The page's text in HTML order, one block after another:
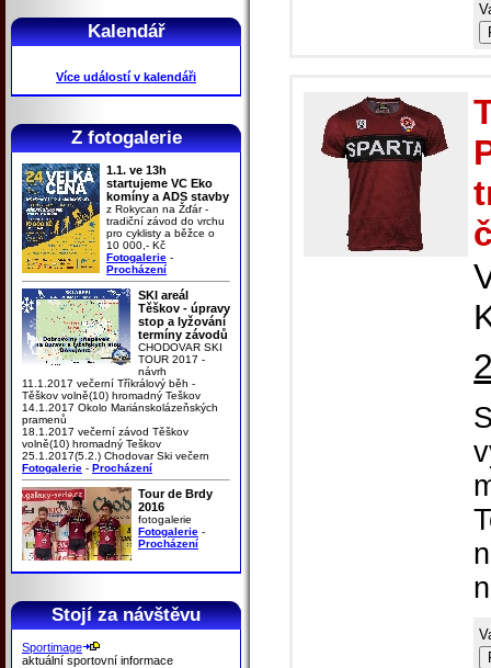
Kalendář
Více událostí v kalendáři
Z fotogalerie
1.1. ve 13h
startujeme VC Eko
komíny a ADS stavby
z Rokycan na Žďár -
tradiční závod do vrchu
pro cyklisty a běžce o
10 000,- Kč
Fotogalerie -
Procházení
SKI areál
Těškov - úpravy
stop a lyžování
termíny závodů
CHODOVAR SKI
TOUR 2017 -
návrh
11.1.2017 večerní Tříkrálový běh -
Těškov volně(10) hromadný Teškov
14.1.2017 Okolo Mariánskolázeňských
pramenů
18.1.2017 večerní závod Těškov
volně(10) hromadný Teškov
25.1.2017(5.2.) Chodovar Ski večern
Fotogalerie - Procházení
Tour de Brdy
2016
fotogalerie
Fotogalerie -
Procházení
Stojí za návštěvu
Sportimage
aktuální sportovní informace